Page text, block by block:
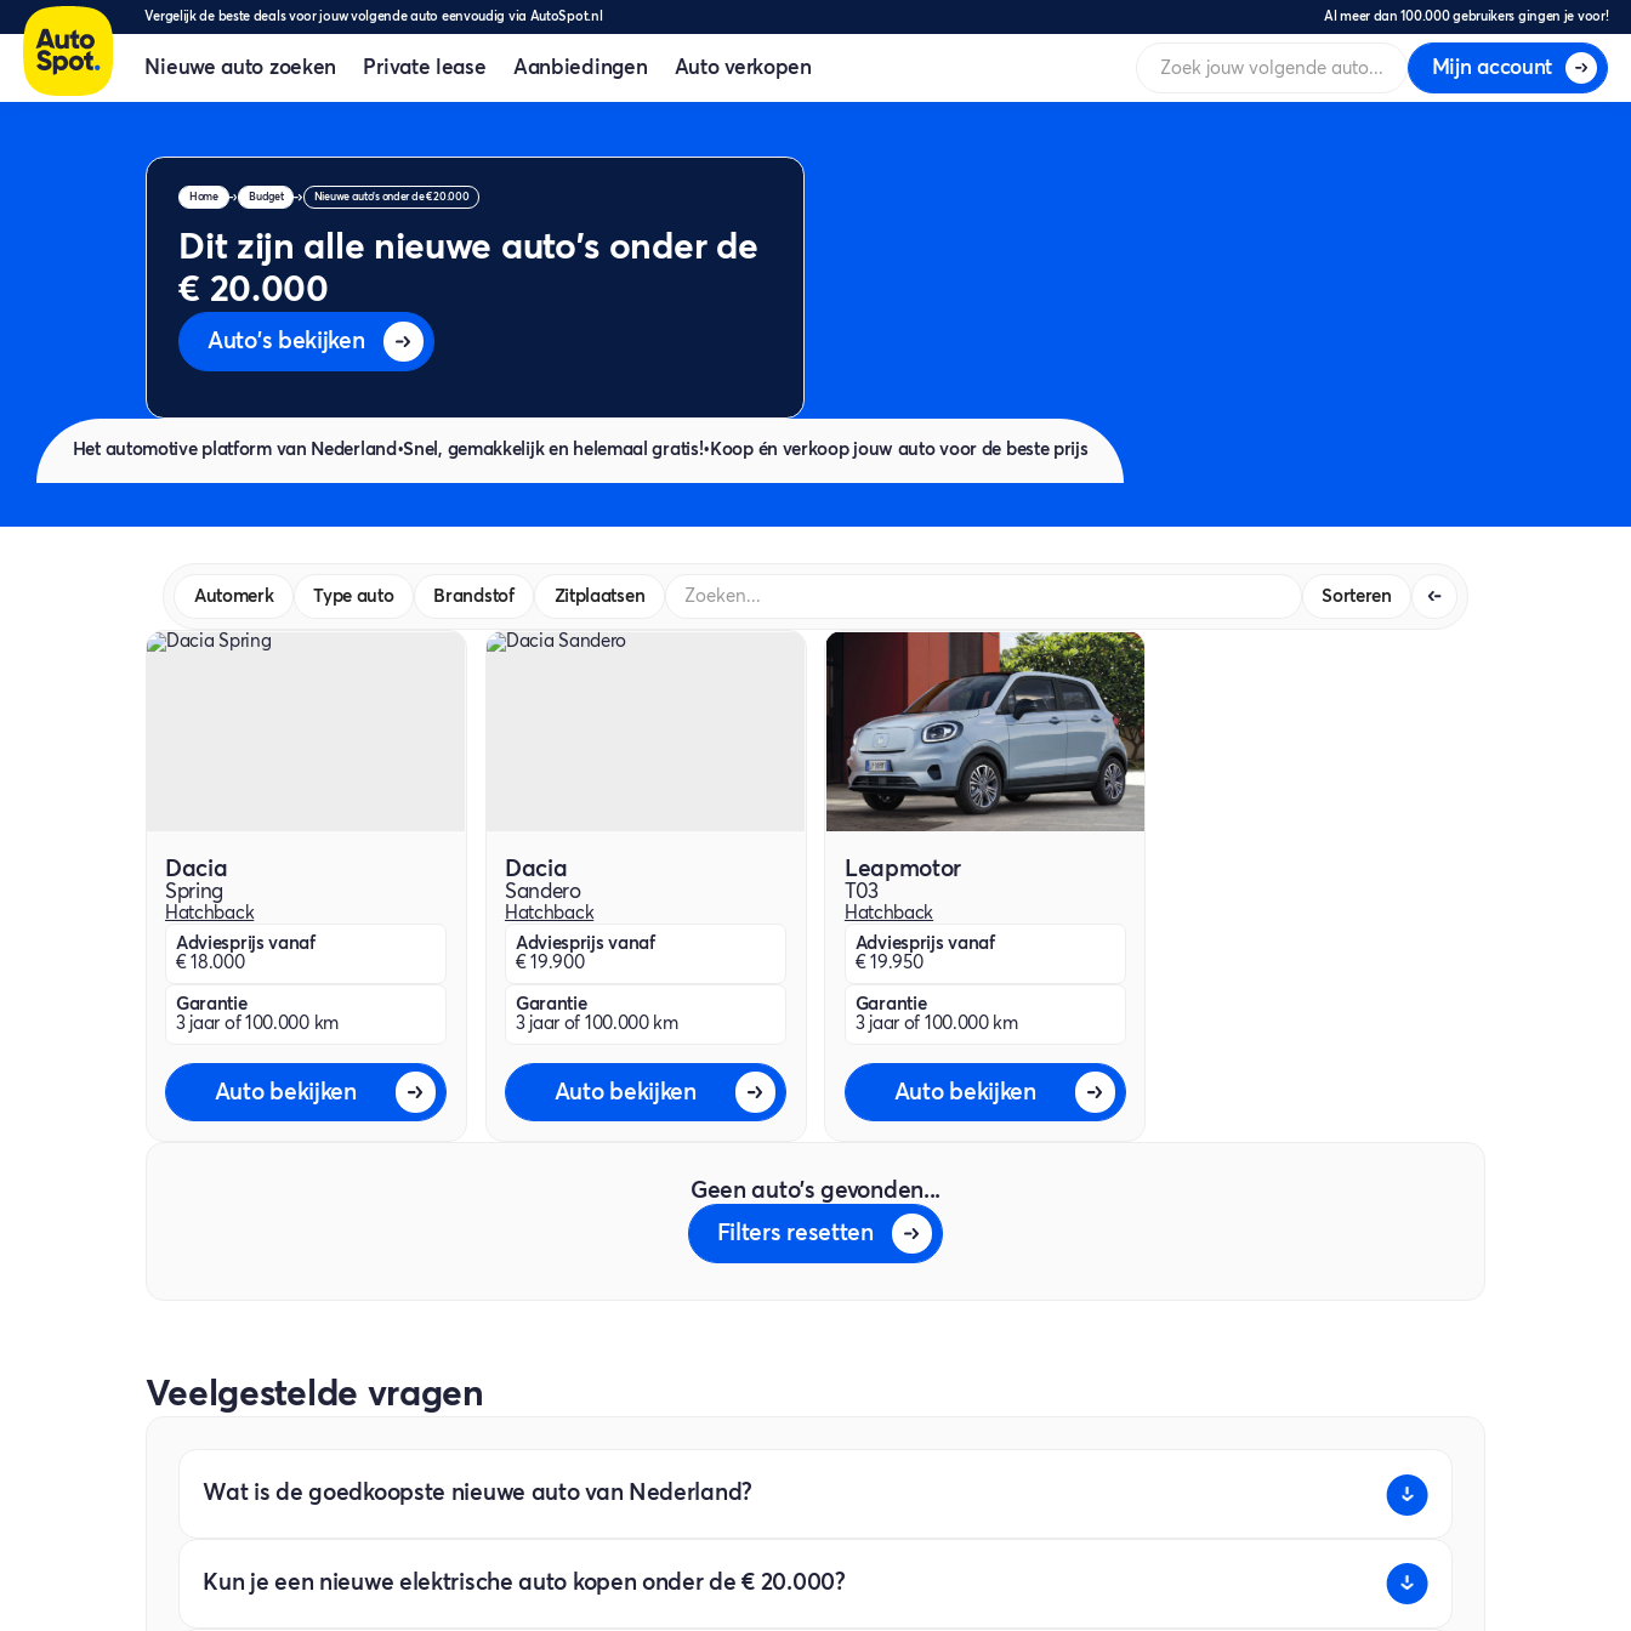
Vergelijk de beste deals voor jouw volgende auto eenvoudig via AutoSpot.nl Al meer dan 100.000 gebruikers gingen je voor!
Nieuwe auto zoeken Private lease Aanbiedingen Auto verkopen Mijn account
Home Budget Nieuwe auto's onder de € 20.000
Dit zijn alle nieuwe auto's onder de
€ 20.000
Auto's bekijken
Het automotive platform van Nederland •Snel, gemakkelijk en helemaal gratis!• Koop én verkoop jouw auto voor de beste prijs
Automerk Type auto Brandstof Zitplaatsen Sorteren
Dacia
Spring
Hatchback
Adviesprijs vanaf
€ 18.000
Garantie
3 jaar of 100.000 km
Auto bekijken
Dacia
Sandero
Hatchback
Adviesprijs vanaf
€ 19.900
Garantie
3 jaar of 100.000 km
Auto bekijken
Leapmotor
T03
Hatchback
Adviesprijs vanaf
€ 19.950
Garantie
3 jaar of 100.000 km
Auto bekijken
Geen auto's gevonden...
Filters resetten
Veelgestelde vragen
Wat is de goedkoopste nieuwe auto van Nederland?
18.000 is de Spring bijna € 2.000 goedkoper dan een nieuwe Dacia Sandero.
Kun je een nieuwe elektrische auto kopen onder de € 20.000?